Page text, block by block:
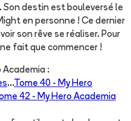
Son destin est bouleversé le
en personne ! Ce dernier
son rêve se réaliser. Pour
fait que commencer !
Academia :
...Tome 40 - My Hero
42 - My Hero Academia